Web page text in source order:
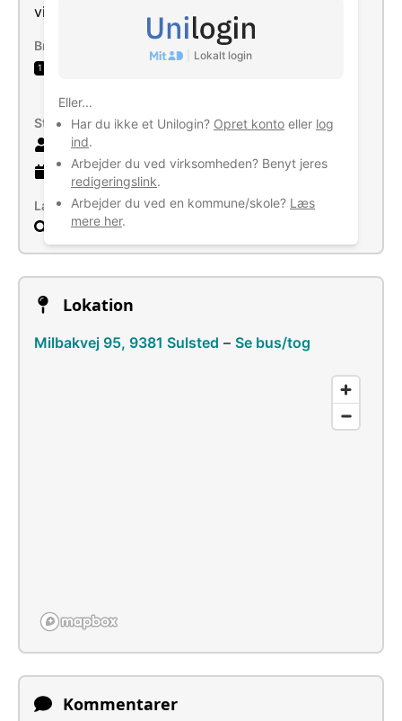
Lokalt login
Eller...
Har du ikke et Unilogin? Opret konto eller log
ind.
Arbejder du ved virksomheden? Benyt jeres
redigeringslink.
Arbejder du ved en kommune/skole? Læs
mere her.
virksomhed.
Brancher
1
Computerkonsulentbistand og forvaltning af
Størrelse
2 ansatte
7 år gammel virksomhed
Læs mere
Søg
Lokation
Milbakvej 95, 9381 Sulsted – Se bus/tog
Kommentarer